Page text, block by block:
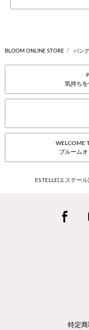
BLOOM ONLINE STORE バン
気持ち
WELCOME
ブルーム
ESTELLE(エステー
特定